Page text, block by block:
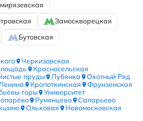
Замоскворецкая
Бутовская
Черкизовская
Красносельская
пруды Лубянка
Охотный Ряд
Кропоткинская
Фрунзенская
горы
Университет
Румянцево
Саларьево
Ольховая
Новомосковская